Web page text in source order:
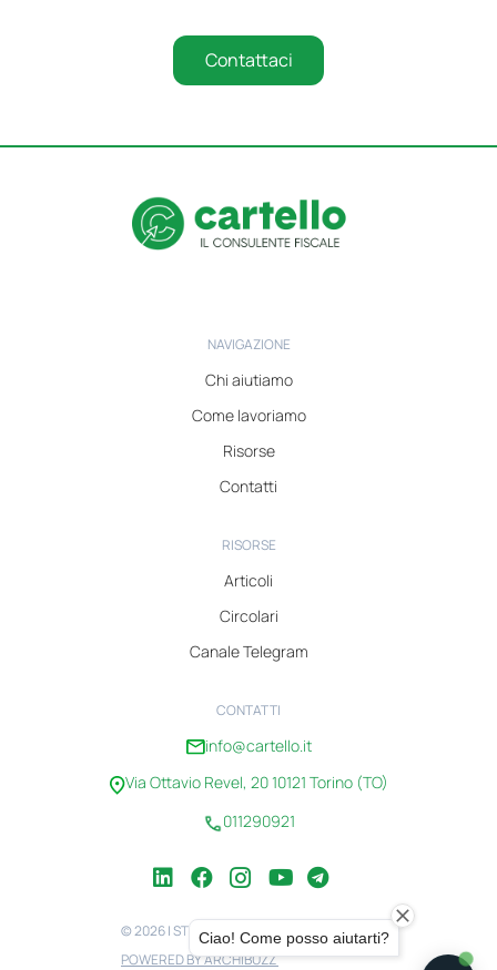
Contattaci
NAVIGAZIONE
Chi aiutiamo
Come lavoriamo
Risorse
Contatti
RISORSE
Articoli
Circolari
Canale Telegram
CONTATTI
info@cartello.it
Via Ottavio Revel, 20 10121 Torino (TO)
011290921
© 2026 | STUDIO CARTELLO | 08100750010
POWERED BY ARCHIBUZZ